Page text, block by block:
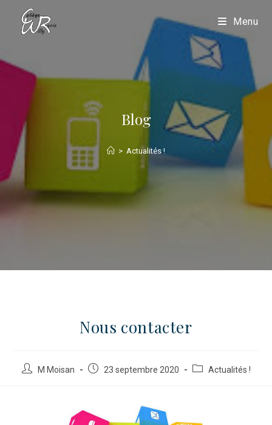
Menu
Blog
> Actualités !
Nous contacter
M Moisan 23 septembre 2020 Actualités !